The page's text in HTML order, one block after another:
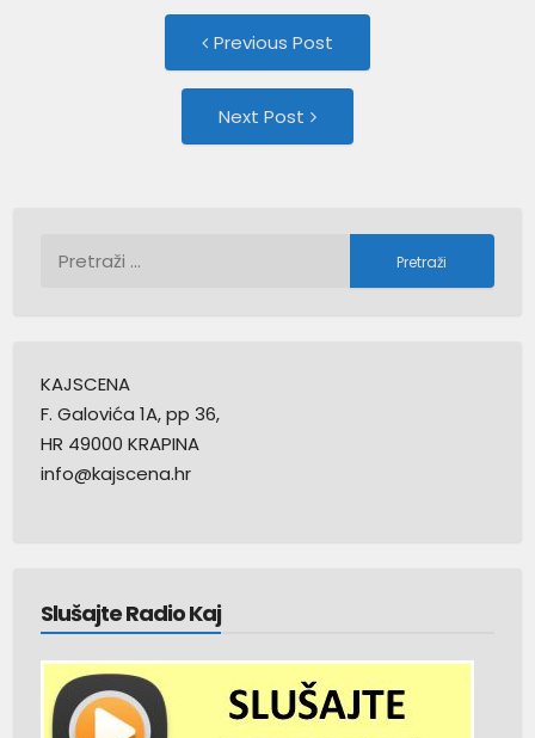
navigation
Previous Post
Next Post
KAJSCENA
F. Galovića 1A, pp 36,
HR 49000 KRAPINA
info@kajscena.hr
Slušajte Radio Kaj